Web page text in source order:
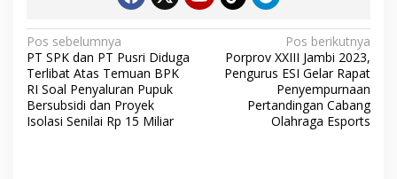
N
a
v
i
Pos sebelumnya
PT SPK dan PT Pusri Diduga
Terlibat Atas Temuan BPK
RI Soal Penyaluran Pupuk
Bersubsidi dan Proyek
Isolasi Senilai Rp 15 Miliar
Pos berikutnya
Porprov XXIII Jambi 2023,
Pengurus ESI Gelar Rapat
Penyempurnaan
Pertandingan Cabang
Olahraga Esports